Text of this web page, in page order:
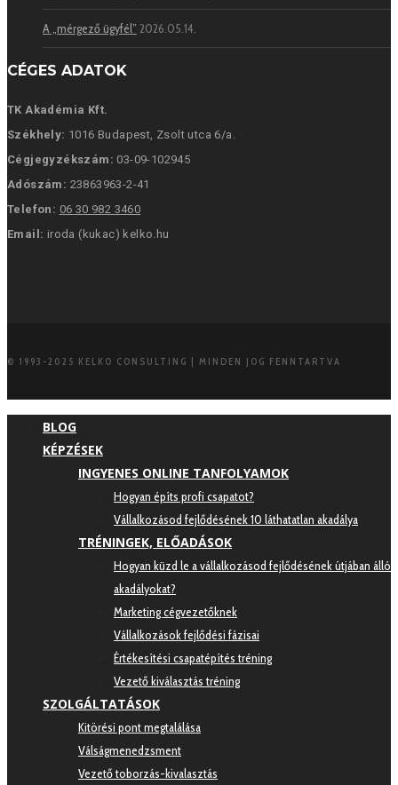
A „mérgező ügyfél” 2026.05.14.
CÉGES ADATOK
TK Akadémia Kft.
Székhely: 1016 Budapest, Zsolt utca 6/a.
Cégjegyzékszám: 03-09-102945
Adószám: 23863963-2-41
Telefon: 06 30 982 3460
Email: iroda (kukac) kelko.hu
© 1993-2025 KELKO CONSULTING | MINDEN JOG FENNTARTVA
BLOG
KÉPZÉSEK
INGYENES ONLINE TANFOLYAMOK
Hogyan építs profi csapatot?
Vállalkozásod fejlődésének 10 láthatatlan akadálya
TRÉNINGEK, ELŐADÁSOK
Hogyan küzd le a vállalkozásod fejlődésének útjában álló
akadályokat?
Marketing cégvezetőknek
Vállalkozások fejlődési fázisai
Értékesítési csapatépítés tréning
Vezető kiválasztás tréning
SZOLGÁLTATÁSOK
Kitörési pont megtalálása
Válságmenedzsment
Vezető toborzás-kivalasztás